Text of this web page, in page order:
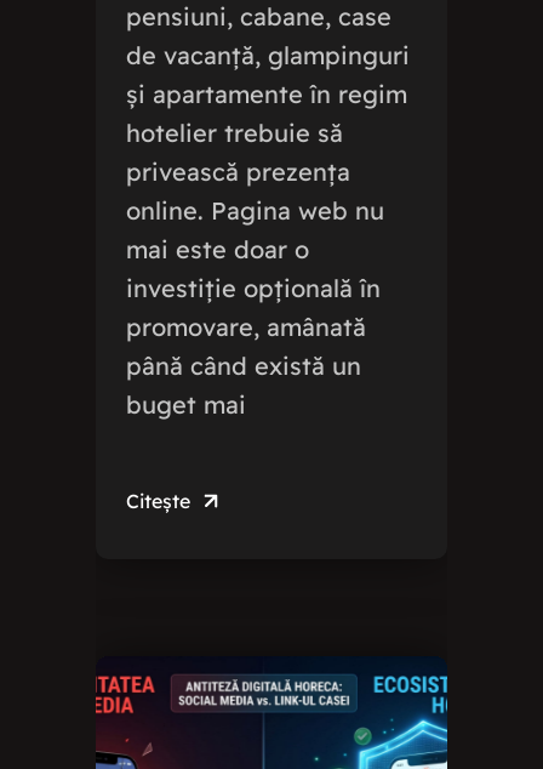
pensiuni, cabane, case
de vacanță, glampinguri
și apartamente în regim
hotelier trebuie să
privească prezența
online. Pagina web nu
mai este doar o
investiție opțională în
promovare, amânată
până când există un
buget mai
Citește